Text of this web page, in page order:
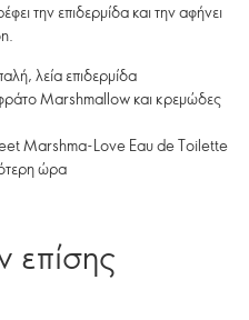
την επιδερμίδα και την αφήνει
λεία επιδερμίδα
Marshmallow και κρεμώδες
Marshma-Love Eau de Toilette
ώρα
επίσης